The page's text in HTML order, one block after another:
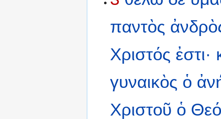
παντὸς
Χριστός ἐστι·
γυναικὸς ὁ
Χριστοῦ ὁ